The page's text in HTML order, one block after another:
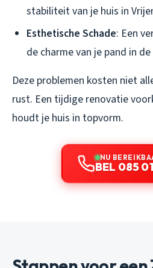
stabiliteit van je huis in
Esthetische Schade: Een
de charme van je pand in
Deze problemen kosten niet
rust. Een tijdige renovatie
houdt je huis in topvorm.
NU
BEL 085